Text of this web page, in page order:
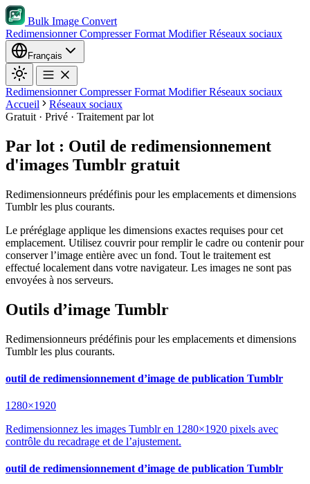
Bulk Image Convert
RedimensionnerCompresserFormat ModifierRéseaux sociaux
Français
RedimensionnerCompresserFormat ModifierRéseaux sociaux
Accueil
Réseaux sociaux
Gratuit · Privé · Traitement par lot
Par lot : Outil de redimensionnement
d'images Tumblr gratuit
Redimensionneurs prédéfinis pour les emplacements et dimensions
Tumblr les plus courants.
Le préréglage applique les dimensions exactes requises pour cet
emplacement. Utilisez couvrir pour remplir le cadre ou contenir pour
conserver l’image entière avec un fond. Tout le traitement est
effectué localement dans votre navigateur. Les images ne sont pas
envoyées à nos serveurs.
Outils d’image Tumblr
Redimensionneurs prédéfinis pour les emplacements et dimensions
Tumblr les plus courants.
outil de redimensionnement d’image de publication Tumblr
1280×1920
Redimensionnez les images Tumblr en 1280×1920 pixels avec
contrôle du recadrage et de l’ajustement.
outil de redimensionnement d’image de publication Tumblr